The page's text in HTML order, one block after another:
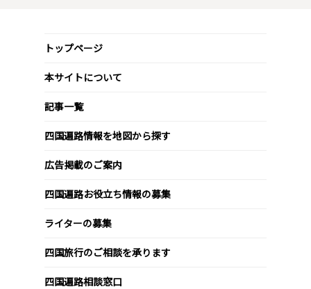
トップページ
本サイトについて
記事一覧
四国遍路情報を地図から探す
広告掲載のご案内
四国遍路お役立ち情報の募集
ライターの募集
四国旅行のご相談を承ります
四国遍路相談窓口